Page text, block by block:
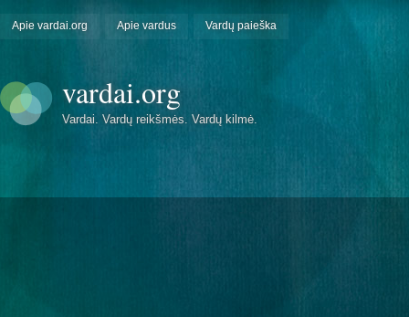
Apie vardai.org Apie vardus Vardų paieška
vardai.org
Vardai. Vardų reikšmės. Vardų kilmė.